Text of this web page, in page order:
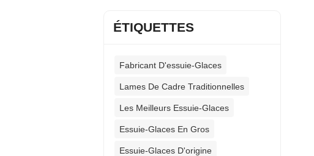
ÉTIQUETTES
Fabricant D'essuie-Glaces
Lames De Cadre Traditionnelles
Les Meilleurs Essuie-Glaces
Essuie-Glaces En Gros
Essuie-Glaces D'origine